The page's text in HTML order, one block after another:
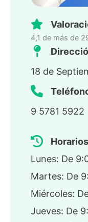
4,1 de más de
18 de
9 5781 5922
Horarios
Lunes: De
Martes: De
Miércoles:
Jueves: De